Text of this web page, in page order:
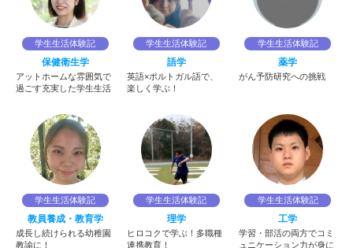
学生生活体験記
保健衛生学
アットホームな雰囲気で
過ごす充実した学生生活
学生生活体験記
語学
英語×ポルトガル語で、
楽しく学ぶ！
学生生活体験記
薬学
がん予防研究への挑戦
学生生活体験記
教員養成・教育学
成長し続けられる幼稚園
教諭に！
学生生活体験記
理学
ヒロコクで学ぶ！多職種
連携教育！
学生生活体験記
工学
学習・部活の両方でコミ
ュニケーション力が身に